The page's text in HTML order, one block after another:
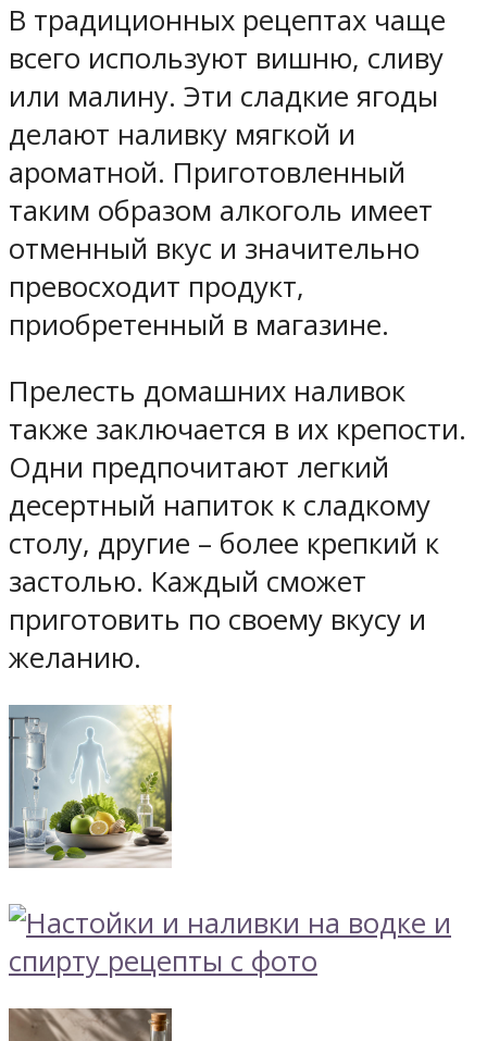
В традиционных рецептах чаще
всего используют вишню, сливу
или малину. Эти сладкие ягоды
делают наливку мягкой и
ароматной. Приготовленный
таким образом алкоголь имеет
отменный вкус и значительно
превосходит продукт,
приобретенный в магазине.
Прелесть домашних наливок
также заключается в их крепости.
Одни предпочитают легкий
десертный напиток к сладкому
столу, другие – более крепкий к
застолью. Каждый сможет
приготовить по своему вкусу и
желанию.